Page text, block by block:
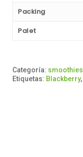
Packing
Palet
Categoría: smoothies
Etiquetas: Blackberry,